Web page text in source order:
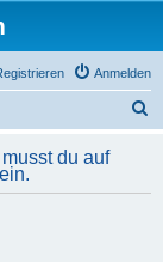
Anmelden
h
du auf